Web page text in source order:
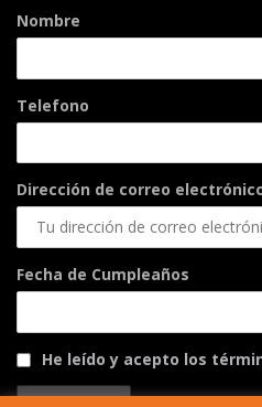
Nombre
Telefono
Dirección de correo
Fecha de Cumpleaños
He leído y acepto los